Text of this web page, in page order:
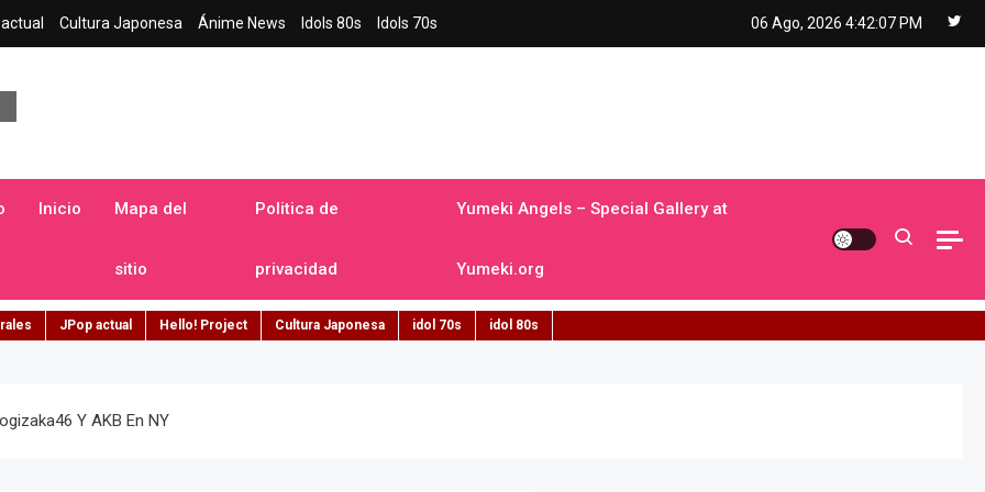
Cultura Japonesa Ánime News Idols 80s Idols 70s 06 Ago, 2026 4:42:08 PM
Inicio Mapa del
sitio
Politica de
privacidad
Yumeki Angels – Special Gallery at
Yumeki.org
JPop actual Hello! Project Cultura Japonesa idol 70s idol 80s
Y AKB En NY